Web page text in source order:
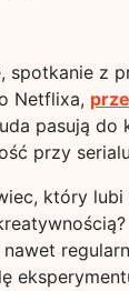
spotkanie z
Netflixa,
pasują do
przy
który